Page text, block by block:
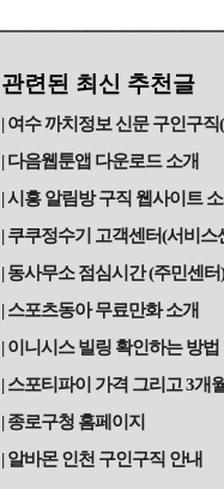
관련된 최신 추천글
여수 까치정보 신문 구인구직
다음웹툰앱 다운로드 소개
시흥 알림방 구직 웹사이트
쿠쿠정수기 고객센터(서비스
동사무소 점심시간 (주민센터
스포츠동아 무료만화 소개
이니시스 빌링 확인하는 방법
스포티파이 가격 그리고 3개
종로구청 홈페이지
알바몬 인천 구인구직 안내